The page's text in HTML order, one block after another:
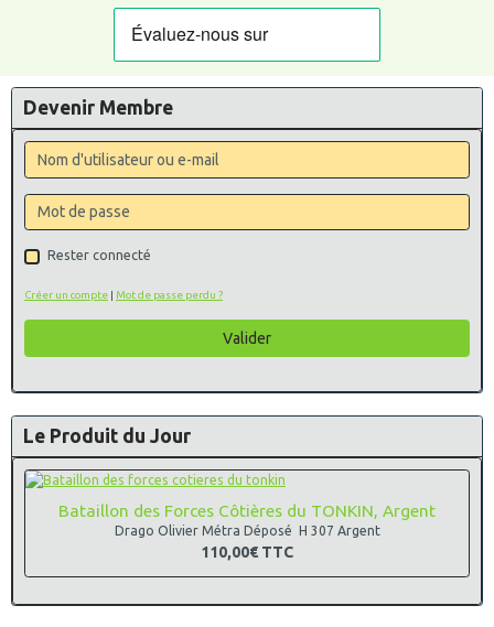
Devenir Membre
Rester connecté
Créer un compte | Mot de passe perdu ?
Valider
Le Produit du Jour
Bataillon des Forces Côtières du TONKIN, Argent
Drago Olivier Métra Déposé H 307 Argent
110,00€ TTC